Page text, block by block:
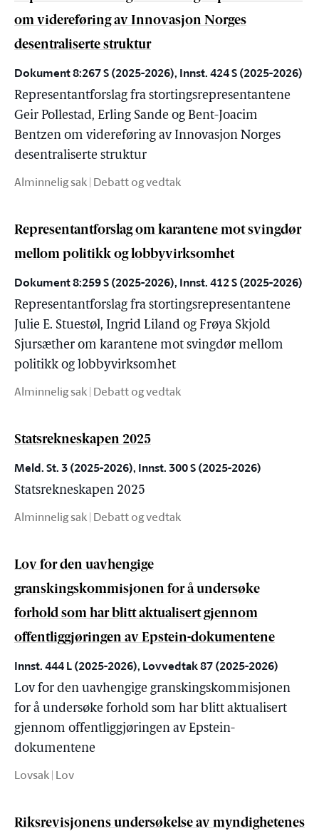
om videreføring av Innovasjon Norges
desentraliserte struktur
Dokument 8:267 S (2025-2026), Innst. 424 S (2025-2026)
Representantforslag fra stortingsrepresentantene
Geir Pollestad, Erling Sande og Bent-Joacim
Bentzen om videreføring av Innovasjon Norges
desentraliserte struktur
Alminnelig sak | Debatt og vedtak
Representantforslag om karantene mot svingdør
mellom politikk og lobbyvirksomhet
Dokument 8:259 S (2025-2026), Innst. 412 S (2025-2026)
Representantforslag fra stortingsrepresentantene
Julie E. Stuestøl, Ingrid Liland og Frøya Skjold
Sjursæther om karantene mot svingdør mellom
politikk og lobbyvirksomhet
Alminnelig sak | Debatt og vedtak
Statsrekneskapen 2025
Meld. St. 3 (2025-2026), Innst. 300 S (2025-2026)
Statsrekneskapen 2025
Alminnelig sak | Debatt og vedtak
Lov for den uavhengige
granskingskommisjonen for å undersøke
forhold som har blitt aktualisert gjennom
offentliggjøringen av Epstein-dokumentene
Innst. 444 L (2025-2026), Lovvedtak 87 (2025-2026)
Lov for den uavhengige granskingskommisjonen
for å undersøke forhold som har blitt aktualisert
gjennom offentliggjøringen av Epstein-
dokumentene
Lovsak | Lov
Riksrevisjonens undersøkelse av myndighetenes